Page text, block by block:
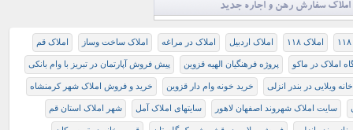
املاک سفارش رهن و اجاره جدید
املاک ۱۱۸ املاک اردبیل املاک در مراغه املاک ساخت وساز املاک قم
املاک در ماکو پروژه فرهنگیان الهیه قزوین پیش فروش آپارتمان در تبریز با وام بانکی
ویلایی در بندر انزلی خرید خونه وام دار قزوین خرید و فروش املاک شهر کرمنشاه
سایت املاک شهروند اصفهان لاهور سایتهای املاک آمل شهر املاک استان قم